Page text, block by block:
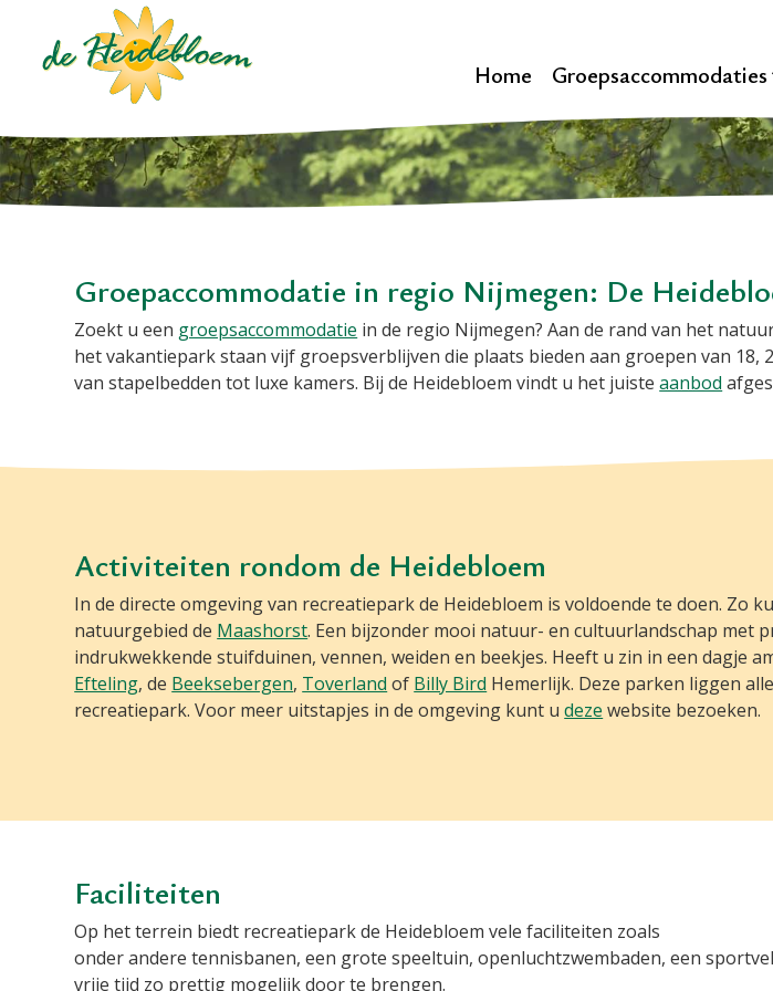
Home Groepsaccommodaties
Groepaccommodatie in regio Nijmegen: De
Zoekt u een groepsaccommodatie in de regio Nijmegen? Aan de rand van het
het vakantiepark staan vijf groepsverblijven die plaats bieden aan groepen van 18,
van stapelbedden tot luxe kamers. Bij de Heidebloem vindt u het juisteaanbod
Activiteiten rondom de Heidebloem
In de directe omgeving van recreatiepark de Heidebloem is voldoende te doen. Zo
natuurgebied de Maashorst. Een bijzonder mooi natuur- en cultuurlandschap met
indrukwekkende stuifduinen, vennen, weiden en beekjes. Heeft u zin in een dagje
Efteling, de Beeksebergen, Toverland of Billy Bird Hemerlijk. Deze parken liggen
recreatiepark. Voor meer uitstapjes in de omgeving kunt udeze website bezoeken.
Faciliteiten
Op het terrein biedt recreatiepark de Heidebloem vele faciliteiten zoals
onder andere tennisbanen, een grote speeltuin, openluchtzwembaden, een
vrije tijd zo prettig mogelijk door te brengen.